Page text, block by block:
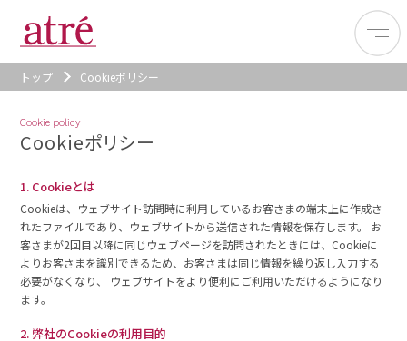
トップ Cookieポリシー
Cookie policy
Cookieポリシー
1. Cookieとは
Cookieは、ウェブサイト訪問時に利用しているお客さまの端末上に作成さ
れたファイルであり、ウェブサイトから送信された情報を保存します。 お
客さまが2回目以降に同じウェブページを訪問されたときには、Cookieに
よりお客さまを識別できるため、お客さまは同じ情報を繰り返し入力する
必要がなくなり、 ウェブサイトをより便利にご利用いただけるようになり
ます。
2. 弊社のCookieの利用目的